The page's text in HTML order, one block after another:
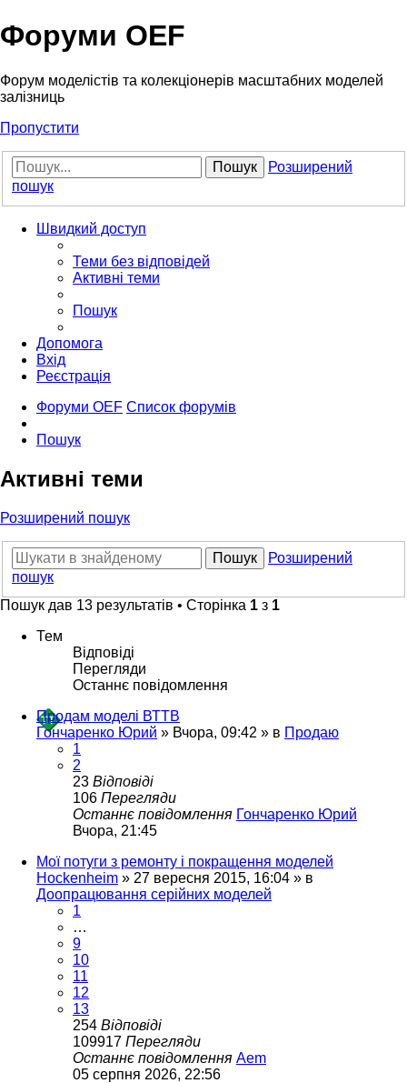
Форуми OEF
Форум моделістів та колекціонерів масштабних моделей
залізниць
Пропустити
Пошук
Розширений
пошук
Швидкий доступ
Теми без відповідей
Активні теми
Пошук
Допомога
Вхід
Реєстрація
Форуми OEF Список форумів
Пошук
Активні теми
Розширений пошук
Пошук
Розширений
пошук
Пошук дав 13 результатів • Сторінка 1 з 1
Тем
Відповіді
Перегляди
Останнє повідомлення
Продам моделі ВТТВ
Гончаренко Юрий » Вчора, 09:42 » в Продаю
1
2
23 Відповіді
106 Перегляди
Останнє повідомлення Гончаренко Юрий
Вчора, 21:45
Мої потуги з ремонту і покращення моделей
Hockenheim » 27 вересня 2015, 16:04 » в
Доопрацювання серійних моделей
1
…
9
10
11
12
13
254 Відповіді
109917 Перегляди
Останнє повідомлення Aem
05 серпня 2026, 22:56